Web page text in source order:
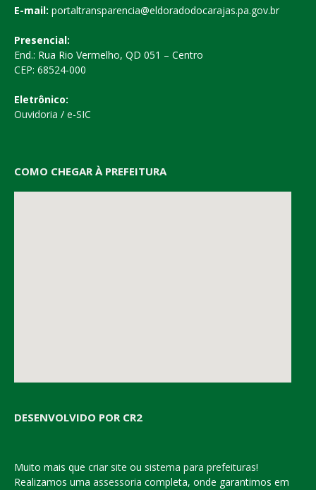
E-mail: portaltransparencia@eldoradodocarajas.pa.gov.br
Presencial:
End.: Rua Rio Vermelho, QD 051 – Centro
CEP: 68524-000
Eletrônico:
Ouvidoria / e-SIC
COMO CHEGAR À PREFEITURA
DESENVOLVIDO POR CR2
Muito mais que criar site ou sistema para prefeituras!
Realizamos uma assessoria completa, onde garantimos em